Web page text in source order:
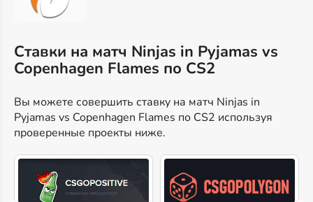
Ставки на матч Ninjas in Pyjamas vs
Copenhagen Flames по CS2
Вы можете совершить ставку на матч Ninjas in
Pyjamas vs Copenhagen Flames по CS2 используя
проверенные проекты ниже.